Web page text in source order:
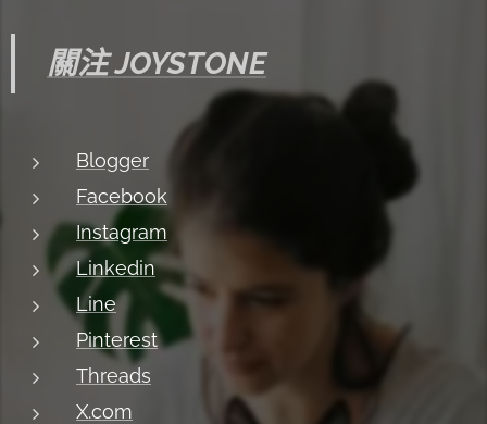
關注 JOYSTONE
Blogger
Facebook
Instagram
Linkedin
Line
Pinterest
Threads
X.com